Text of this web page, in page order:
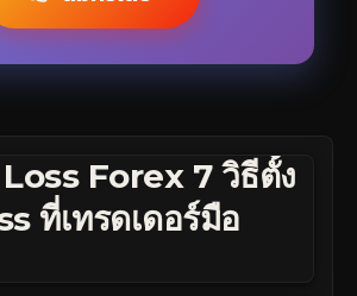
Forex 7 วิธีตั้ง
ที่เทรดเดอร์มือ